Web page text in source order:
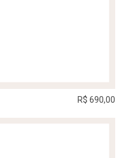
R$ 690,00